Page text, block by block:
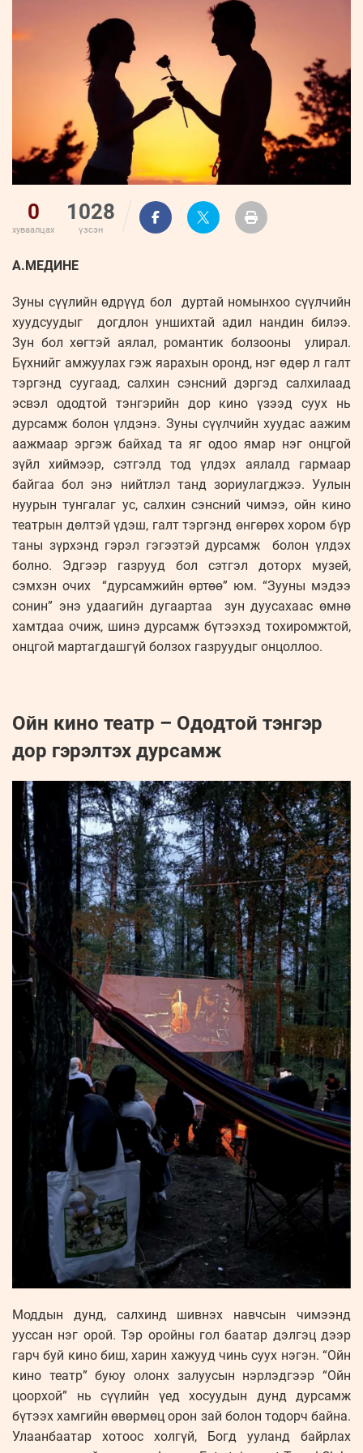
Бүртгүүлэх
Нэвтрэх
хөгжил
Leaderships
forum
УРЛАГ
ҮНДЭСНИЙ
МЭДЭЭЛЛИЙН
MEDEE
WEEKLY
0
хуваалцах
1028
үзсэн
А.МЕДИНЕ
Зуны сүүлийн өдрүүд бол дуртай номынхоо сүүлчийн
хуудсуудыг догдлон уншихтай адил нандин билээ.
Зун бол хөгтэй аялал, романтик болзооны улирал.
Бүхнийг амжуулах гэж яарахын оронд, нэг өдөр л галт
тэргэнд суугаад, салхин сэнсний дэргэд салхилаад
эсвэл ододтой тэнгэрийн дор кино үзээд суух нь
дурсамж болон үлдэнэ. Зуны сүүлчийн хуудас аажим
аажмаар эргэж байхад та яг одоо ямар нэг онцгой
зүйл хиймээр, сэтгэлд тод үлдэх аялалд гармаар
байгаа бол энэ нийтлэл танд зориулагджээ. Уулын
нуурын тунгалаг ус, салхин сэнсний чимээ, ойн кино
театрын дөлтэй үдэш, галт тэргэнд өнгөрөх хором бүр
таны зүрхэнд гэрэл гэгээтэй дурсамж болон үлдэх
болно. Эдгээр газрууд бол сэтгэл доторх музей,
сэмхэн очих “дурсамжийн өртөө” юм. “Зууны мэдээ
сонин” энэ удаагийн дугаартаа зун дуусахаас өмнө
хамтдаа очиж, шинэ дурсамж бүтээхэд тохиромжтой,
онцгой мартагдашгүй болзох газруудыг онцоллоо.
Ойн кино театр – Ододтой тэнгэр
дор гэрэлтэх дурсамж
Моддын дунд, салхинд шивнэх навчсын чимээнд
ууссан нэг орой. Тэр оройны гол баатар дэлгэц дээр
гарч буй кино биш, харин хажууд чинь суух нэгэн. “Ойн
кино театр” буюу олонх залуусын нэрлэдгээр “Ойн
цоорхой” нь сүүлийн үед хосуудын дунд дурсамж
бүтээх хамгийн өвөрмөц орон зай болон тодорч байна.
Улаанбаатар хотоос холгүй, Богд ууланд байрлах